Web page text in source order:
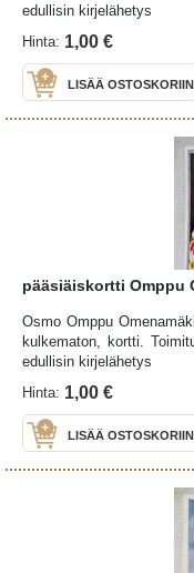
edullisin kirjelähetys
Hinta: 1,00 €
LISÄÄ OSTOSKORIIN
pääsiäiskortti Omppu
Osmo Omppu
kulkematon, kortti.
edullisin kirjelähetys
Hinta: 1,00 €
LISÄÄ OSTOSKORIIN